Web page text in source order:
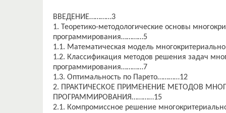
ВВЕДЕНИЕ…………3
1. Теоретико-методологические основы
программирования…………5
1.1. Математическая модель
1.2. Классификация методов решения задач
программирования…………7
1.3. Оптимальность по Парето…………12
2. ПРАКТИЧЕСКОЕ ПРИМЕНЕНИЕ МЕТОДОВ
ПРОГРАММИРОВАНИЯ…………15
2.1. Компромиссное решение